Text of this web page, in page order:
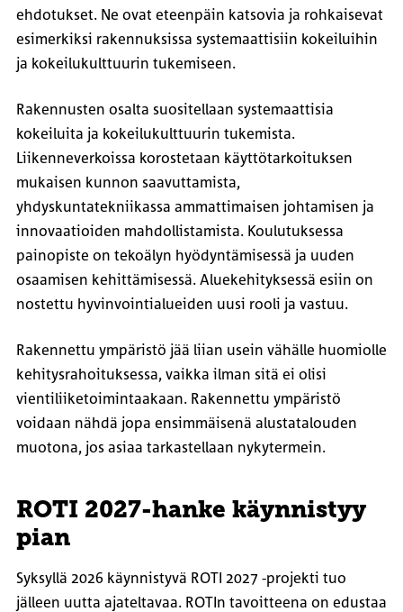
ehdotukset. Ne ovat eteenpäin katsovia ja rohkaisevat
esimerkiksi rakennuksissa systemaattisiin kokeiluihin
ja kokeilukulttuurin tukemiseen.
Rakennusten osalta suositellaan systemaattisia
kokeiluita ja kokeilukulttuurin tukemista.
Liikenneverkoissa korostetaan käyttötarkoituksen
mukaisen kunnon saavuttamista,
yhdyskuntatekniikassa ammattimaisen johtamisen ja
innovaatioiden mahdollistamista. Koulutuksessa
painopiste on tekoälyn hyödyntämisessä ja uuden
osaamisen kehittämisessä. Aluekehityksessä esiin on
nostettu hyvinvointialueiden uusi rooli ja vastuu.
Rakennettu ympäristö jää liian usein vähälle huomiolle
kehitysrahoituksessa, vaikka ilman sitä ei olisi
vientiliiketoimintaakaan. Rakennettu ympäristö
voidaan nähdä jopa ensimmäisenä alustatalouden
muotona, jos asiaa tarkastellaan nykytermein.
ROTI 2027-hanke käynnistyy
pian
Syksyllä 2026 käynnistyvä ROTI 2027 -projekti tuo
jälleen uutta ajateltavaa. ROTIn tavoitteena on edustaa